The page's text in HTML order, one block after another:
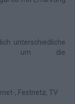
unterschiedliche
um die
, Festnetz, TV